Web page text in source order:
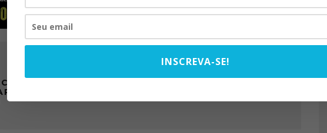
BOA
TOM OLIVEIRA – ENTREVISTA
EXCLUSIVA
O ABRE DO
CHARLES
12/09/2025
INSCREVA-SE!